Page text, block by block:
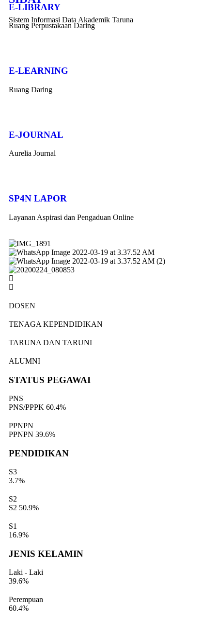
Sistem Informasi Data Akademik Taruna
E-LIBRARY
Ruang Perpustakaan Daring
E-LEARNING
Ruang Daring
E-JOURNAL
Aurelia Journal
SP4N LAPOR
Layanan Aspirasi dan Pengaduan Online
DOSEN
TENAGA KEPENDIDIKAN
TARUNA DAN TARUNI
ALUMNI
STATUS PEGAWAI
PNS
PNS/PPPK 60.4%
PPNPN
PPNPN 39.6%
PENDIDIKAN
S3
3.7%
S2
S2 50.9%
S1
16.9%
JENIS KELAMIN
Laki - Laki
39.6%
Perempuan
60.4%